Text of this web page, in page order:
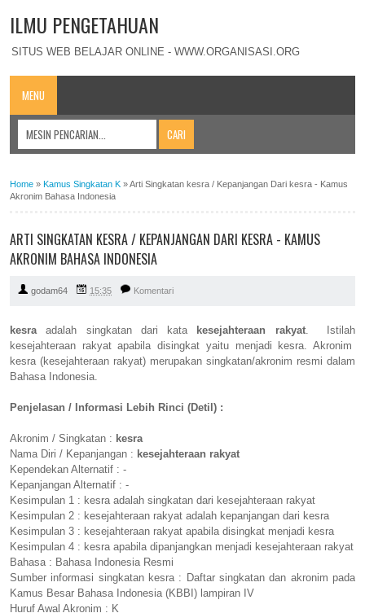
ILMU PENGETAHUAN
SITUS WEB BELAJAR ONLINE - WWW.ORGANISASI.ORG
MENU
Home » Kamus Singkatan K »Arti Singkatan kesra / Kepanjangan Dari kesra - Kamus
Akronim Bahasa Indonesia
ARTI SINGKATAN KESRA / KEPANJANGAN DARI KESRA - KAMUS
AKRONIM BAHASA INDONESIA
godam64 15:35 Komentari
kesraadalah singkatan dari kata kesejahteraan rakyat. Istilah
kesejahteraan rakyat apabila disingkat yaitu menjadi kesra. Akronim
kesra (kesejahteraan rakyat) merupakan singkatan/akronim resmi dalam
Bahasa Indonesia.
Penjelasan / Informasi Lebih Rinci (Detil) :
Akronim / Singkatan : kesra
Nama Diri / Kepanjangan : kesejahteraan rakyat
Kependekan Alternatif : -
Kepanjangan Alternatif : -
Kesimpulan 1 : kesra adalah singkatan dari kesejahteraan rakyat
Kesimpulan 2 : kesejahteraan rakyat adalah kepanjangan dari kesra
Kesimpulan 3 : kesejahteraan rakyat apabila disingkat menjadi kesra
Kesimpulan 4 : kesra apabila dipanjangkan menjadi kesejahteraan rakyat
Bahasa : Bahasa Indonesia Resmi
Sumber informasi singkatan kesra : Daftar singkatan dan akronim pada
Kamus Besar Bahasa Indonesia (KBBI) lampiran IV
Huruf Awal Akronim : K